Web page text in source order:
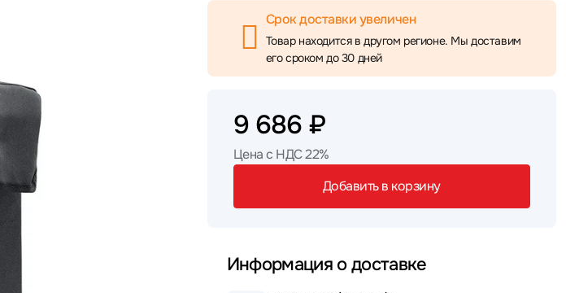
Срок доставки увеличен
Товар находится в другом регионе. Мы доставим
его сроком до 30 дней
9 686 ₽
Цена с НДС 22%
Добавить в корзину
Информация о доставке